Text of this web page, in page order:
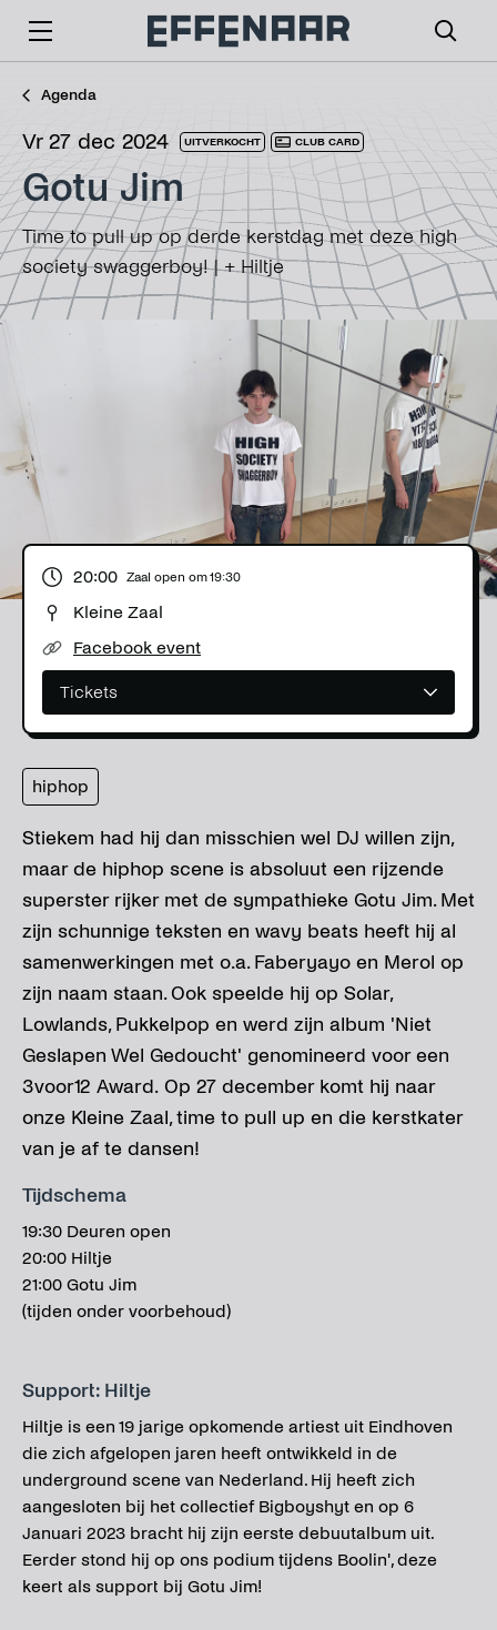
Agenda
vr 27 dec 2024 UITVERKOCHT CLUB CARD
Gotu Jim
Time to pull up op derde kerstdag met deze high
society swaggerboy! | + Hiltje
20:00 Zaal open om19:30
Kleine Zaal
Facebook event
Tickets
hiphop
Stiekem had hij dan misschien wel DJ willen zijn,
maar de hiphop scene is absoluut een rijzende
superster rijker met de sympathieke Gotu Jim. Met
zijn schunnige teksten en wavy beats heeft hij al
samenwerkingen met o.a. Faberyayo en Merol op
zijn naam staan. Ook speelde hij op Solar,
Lowlands, Pukkelpop en werd zijn album 'Niet
Geslapen Wel Gedoucht' genomineerd voor een
3voor12 Award. Op 27 december komt hij naar
onze Kleine Zaal, time to pull up en die kerstkater
van je af te dansen!
Tijdschema
19:30 Deuren open
20:00 Hiltje
21:00 Gotu Jim
(tijden onder voorbehoud)
Support: Hiltje
Hiltje is een 19 jarige opkomende artiest uit Eindhoven
die zich afgelopen jaren heeft ontwikkeld in de
underground scene van Nederland. Hij heeft zich
aangesloten bij het collectief Bigboyshyt en op 6
Januari 2023 bracht hij zijn eerste debuutalbum uit.
Eerder stond hij op ons podium tijdens Boolin', deze
keert als support bij Gotu Jim!